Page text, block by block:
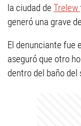
la ciudad de Trelew
generó una grave
El denunciante fue
aseguró que otro
dentro del baño